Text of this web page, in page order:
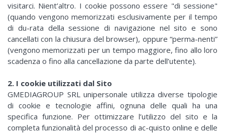
visitarci. Nient’altro. I cookie possono essere "di sessione"
(quando vengono memorizzati esclusivamente per il tempo
di du-rata della sessione di navigazione nel sito e sono
cancellati con la chiusura del browser), oppure “perma-nenti”
(vengono memorizzati per un tempo maggiore, fino allo loro
scadenza o fino alla cancellazione da parte dell’utente).
2. I cookie utilizzati dal Sito
GMEDIAGROUP SRL unipersonale utilizza diverse tipologie
di cookie e tecnologie affini, ognuna delle quali ha una
specifica funzione. Per ottimizzare l’utilizzo del sito e la
completa funzionalità del processo di ac-quisto online e delle